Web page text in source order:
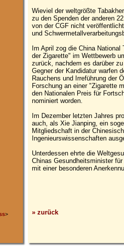
>
Wieviel der weltgrößte
zu den Spenden der anderen
von der CGF nicht
und
Im April zog die China National
der Zigarette" im Wettbewerb
zurück, nachdem es darüber
Gegner der Kandidatur warfen
Rauchens und Irreführung der
Forschung an einer "Zigarette
den Nationalen Preis für
nominiert worden.
Im Dezember letzten Jahres
auch, als Xie Jianping, ein
Mitgliedschaft in der
Ingenieurswissenschaften
Unterdessen ehrte die
Chinas Gesundheitsminister
mit einer besonderen
» zurück